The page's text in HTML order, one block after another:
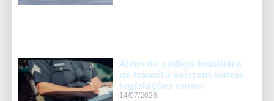
Além do código brasileiro
de trânsito existem outras
legislações como
14/07/2026